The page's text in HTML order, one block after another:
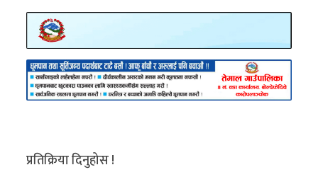
प्रतिक्रिया दिनुहोस !